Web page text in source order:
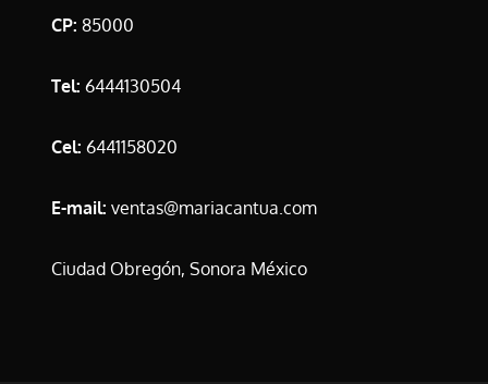
CP: 85000
Tel: 6444130504
Cel: 6441158020
E-mail: ventas@mariacantua.com
Ciudad Obregón, Sonora México